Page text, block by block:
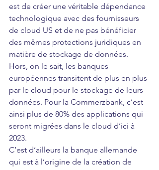
est de créer une véritable dépendance
technologique avec des fournisseurs
de cloud US et de ne pas bénéficier
des mêmes protections juridiques en
matière de stockage de données.
Hors, on le sait, les banques
européennes transitent de plus en plus
par le cloud pour le stockage de leurs
données. Pour la Commerzbank, c’est
ainsi plus de 80% des applications qui
seront migrées dans le cloud d’ici à
2023.
C’est d’ailleurs la banque allemande
qui est à l’origine de la création de